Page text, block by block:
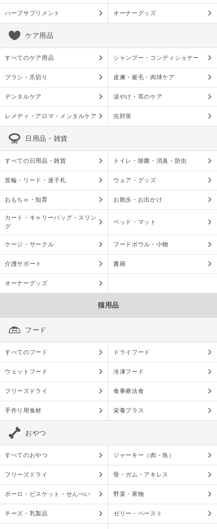
ハーブサプリメント オーナーグッズ
ケア用品
すべてのケア用品 シャンプー・コンディショナー
ブラシ・爪切り 皮膚・被毛・肉球ケア
デンタルケア 涙やけ・耳のケア
レメディ・アロマ・メンタルケア 虫対策
日用品・雑貨
すべての日用品・雑貨 トイレ・除菌・消臭・防虫
首輪・リード・迷子札 ウェア・グッズ
おもちゃ・知育 お散歩・お出かけ
カート・キャリーバッグ・スリン
グ
ベッド・マット
ケージ・サークル フードボウル・小物
介護サポート 書籍
オーナーグッズ
猫用品
フード
すべてのフード ドライフード
ウェットフード 冷凍フード
フリーズドライ 食事療法食
手作り用食材 栄養プラス
おやつ
すべてのおやつ ジャーキー（肉・魚）
フリーズドライ 骨・ガム・アキレス
ボーロ・ビスケット・せんべい 野菜・果物
チーズ・乳製品 ゼリー・ペースト